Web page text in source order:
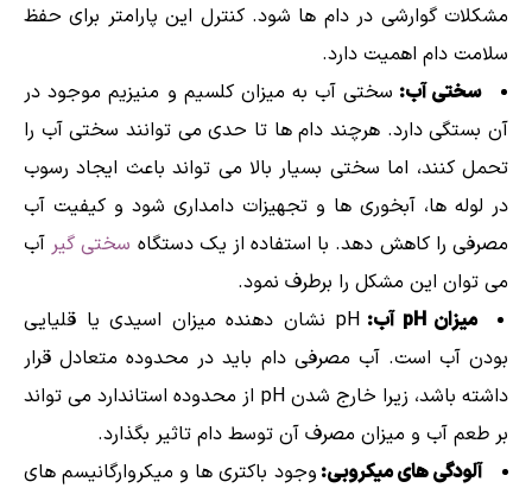
مشکلات گوارشی در دام ها شود. کنترل این پارامتر برای حفظ
سلامت دام اهمیت دارد.
سختی آب: سختی آب به میزان کلسیم و منیزیم موجود در
آن بستگی دارد. هرچند دام ها تا حدی می توانند سختی آب را
تحمل کنند، اما سختی بسیار بالا می تواند باعث ایجاد رسوب
در لوله ها، آبخوری ها و تجهیزات دامداری شود و کیفیت آب
مصرفی را کاهش دهد. با استفاده از یک دستگاه سختی گیر آب
می توان این مشکل را برطرف نمود.
میزانpH آب:
pH نشان دهنده میزان اسیدی یا قلیایی
بودن آب است. آب مصرفی دام باید در محدوده متعادل قرار
داشته باشد، زیرا خارج شدن pH از محدوده استاندارد می تواند
بر طعم آب و میزان مصرف آن توسط دام تاثیر بگذارد.
آلودگی های میکروبی: وجود باکتری ها و میکروارگانیسم های